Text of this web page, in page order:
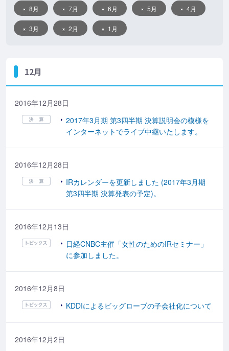
8月 7月 6月 5月 4月
3月 2月 1月
12月
2016年12月28日
2017年3月期 第3四半期 決算説明会の模様を
インターネットでライブ中継いたします。
2016年12月28日
IRカレンダーを更新しました (2017年3月期
第3四半期 決算発表の予定)。
2016年12月13日
日経CNBC主催「女性のためのIRセミナー」
に参加しました。
2016年12月8日
KDDIによるビッグローブの子会社化について
2016年12月2日